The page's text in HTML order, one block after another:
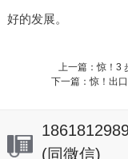
好的发展。
上一篇：惊！3
下一篇：惊！出
(同微信)